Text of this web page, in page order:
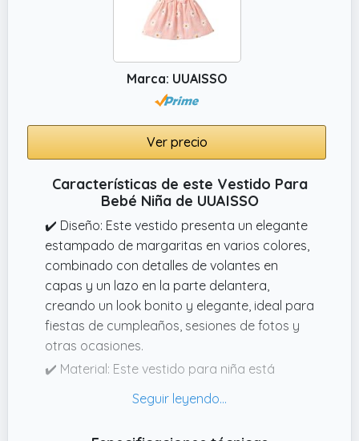
combinar bien con bolsos y horquillas para
realizar una fiesta.
Marca: UUAISSO
Ver precio
Características de este Vestido Para
Bebé Niña de UUAISSO
✔️ Diseño: Este vestido presenta un elegante
estampado de margaritas en varios colores,
combinado con detalles de volantes en
capas y un lazo en la parte delantera,
creando un look bonito y elegante, ideal para
fiestas de cumpleaños, sesiones de fotos y
otras ocasiones.
✔️ Material: Este vestido para niña está
para proteger la delicada piel de tu bebé. Es